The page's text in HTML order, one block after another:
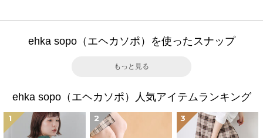
ehka sopo（エヘカソポ）を使ったスナップ
もっと見る
ehka sopo（エヘカソポ）人気アイテムランキング
1 2 3